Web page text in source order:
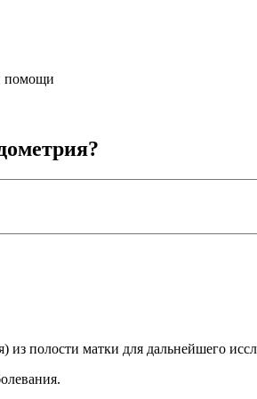
помощи
из полости матки для дальнейшего